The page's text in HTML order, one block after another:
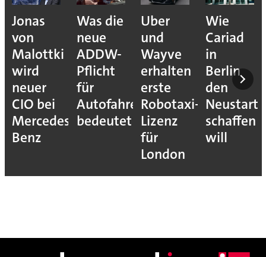
Jonas
von
Malottki
wird
neuer
CIO bei
Mercedes-
Benz
Was die
neue
ADDW-
Pflicht
für
Autofahrer
bedeutet
Uber
und
Wayve
erhalten
erste
Robotaxi-
Lizenz
für
London
Wie
Cariad
in
Berlin
den
Neustart
schaffen
will